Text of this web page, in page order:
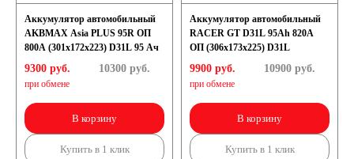
Аккумулятор автомобильный
AKBMAX Asia PLUS 95R ОП
800A (301x172x223) D31L 95 Ач
9300 руб.
при обмене
10300руб.
В корзину
Купить в 1 клик
Аккумулятор автомобильный
RACER GT D31L 95Ah 820A
ОП (306х173х225) D31L
9900 руб.
при обмене
10900руб.
В корзину
Купить в 1 клик